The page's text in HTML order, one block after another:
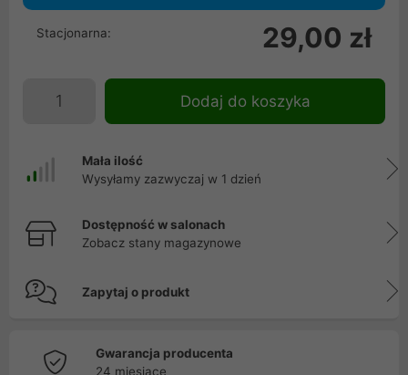
Stacjonarna: 29,00 zł
Dodaj do koszyka
Mała ilość
Wysyłamy zazwyczaj w 1 dzień
Dostępność w salonach
Zobacz stany magazynowe
Zapytaj o produkt
Gwarancja producenta
24 miesiące